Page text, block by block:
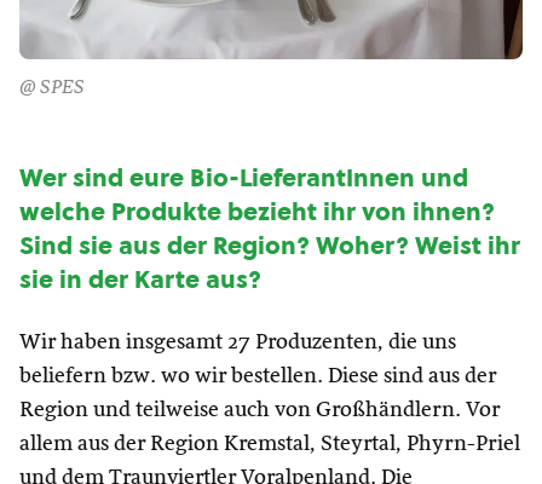
@ SPES
Wer sind eure Bio-LieferantInnen und
welche Produkte bezieht ihr von ihnen?
Sind sie aus der Region? Woher? Weist ihr
sie in der Karte aus?
Wir haben insgesamt 27 Produzenten, die uns
beliefern bzw. wo wir bestellen. Diese sind aus der
Region und teilweise auch von Großhändlern. Vor
allem aus der Region Kremstal, Steyrtal, Phyrn-Priel
und dem Traunviertler Voralpenland. Die